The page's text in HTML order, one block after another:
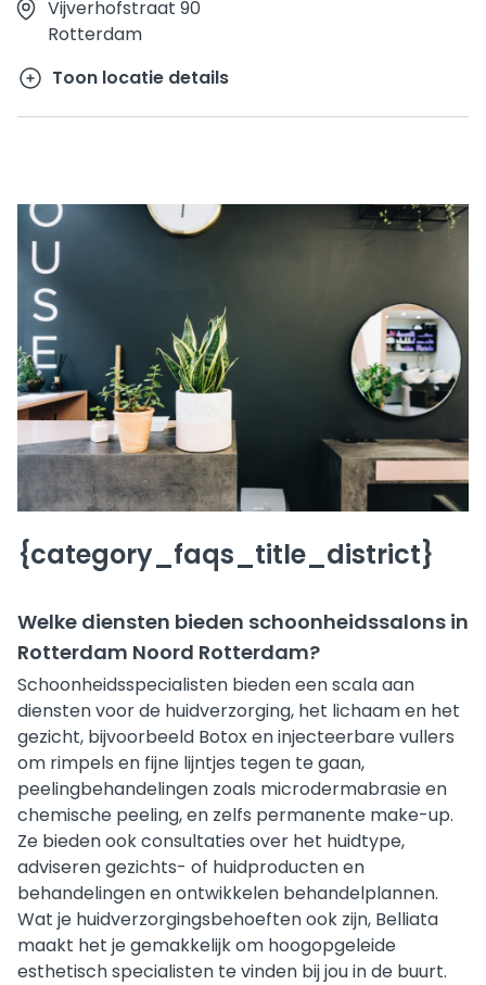
Vijverhofstraat 90
Rotterdam
Toon locatie details
{category_faqs_title_district}
Welke diensten bieden schoonheidssalons in
Rotterdam Noord Rotterdam?
Schoonheidsspecialisten bieden een scala aan
diensten voor de huidverzorging, het lichaam en het
gezicht, bijvoorbeeld Botox en injecteerbare vullers
om rimpels en fijne lijntjes tegen te gaan,
peelingbehandelingen zoals microdermabrasie en
chemische peeling, en zelfs permanente make-up.
Ze bieden ook consultaties over het huidtype,
adviseren gezichts- of huidproducten en
behandelingen en ontwikkelen behandelplannen.
Wat je huidverzorgingsbehoeften ook zijn, Belliata
maakt het je gemakkelijk om hoogopgeleide
esthetisch specialisten te vinden bij jou in de buurt.